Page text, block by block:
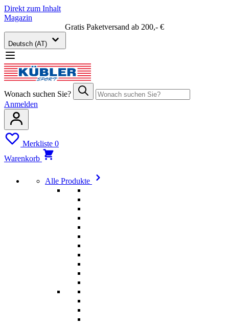
Direkt zum Inhalt
Magazin
Gratis Paketversand ab 200,- €
Deutsch (AT)
Wonach suchen Sie?
Anmelden
Merkliste 0
Warenkorb
Alle Produkte